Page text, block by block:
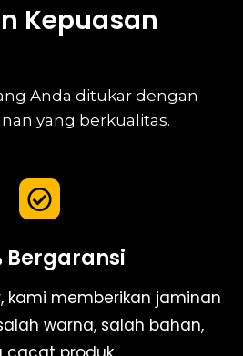
Kepuasan
Anda ditukar dengan
yang berkualitas.
Bergaransi
kami memberikan jaminan
warna, salah bahan,